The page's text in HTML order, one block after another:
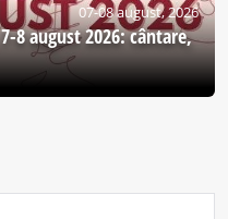
07-08 august, 2026
8 august 2026: cântare,